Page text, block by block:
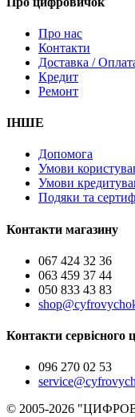
Про нас
Контакти
Доставка /
Кредит
Ремонт
ІНШЕ
Допомога
Умови
Умови
Подяки та
Контакти магазину
067 424 32 36
063 459 37 44
050 833 43 83
Контакти сервісного
096 270 02 53
© 2005-2026